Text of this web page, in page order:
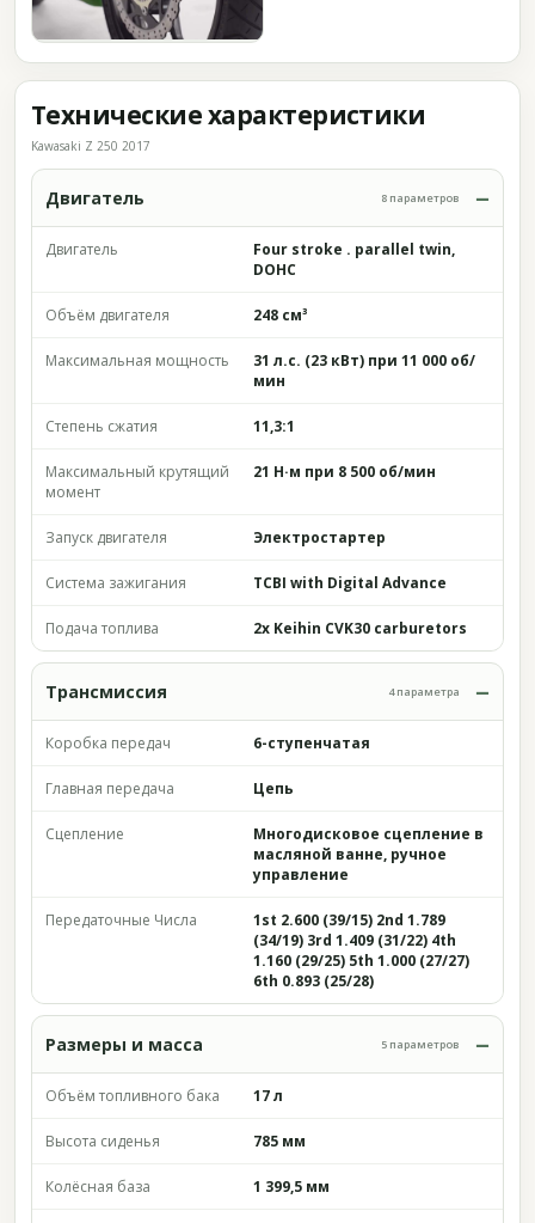
Технические характеристики
Kawasaki Z 250 2017
Двигатель 8 параметров
Двигатель
Four stroke . parallel twin,
DOHC
Объём двигателя 248 см³
Максимальная мощность
31 л.с. (23 кВт) при 11 000 об/
мин
Степень сжатия 11,3:1
Максимальный крутящий
момент
21 Н·м при 8 500 об/мин
Запуск двигателя Электростартер
Система зажигания TCBI with Digital Advance
Подача топлива 2x Keihin CVK30 carburetors
Трансмиссия 4 параметра
Коробка передач 6-ступенчатая
Главная передача Цепь
Сцепление
Многодисковое сцепление в
масляной ванне, ручное
управление
Передаточные Числа
1st 2.600 (39/15) 2nd 1.789
(34/19) 3rd 1.409 (31/22) 4th
1.160 (29/25) 5th 1.000 (27/27)
6th 0.893 (25/28)
Размеры и масса 5 параметров
Объём топливного бака 17 л
Высота сиденья 785 мм
Колёсная база 1 399,5 мм